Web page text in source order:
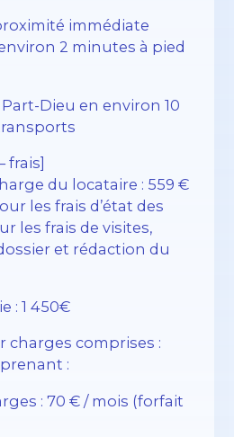
immédiate
environ 2 minutes à pied
Dieu en environ 10
frais]
du locataire : 559 €
les frais d’état des
les frais de visites,
et rédaction du
: 1 450€
charges comprises :
:
: 70 € / mois (forfait